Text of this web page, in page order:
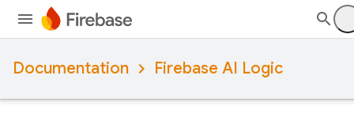
Documentation Firebase AI Logic